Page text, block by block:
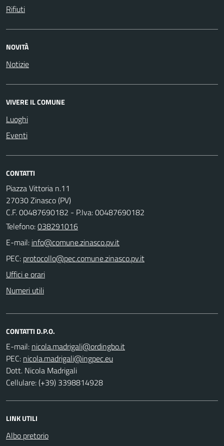
Rifiuti
NOVITÀ
Notizie
VIVERE IL COMUNE
Luoghi
Eventi
CONTATTI
Piazza Vittoria n.11
27030 Zinasco (PV)
C.F. 00487690182 - P.Iva: 00487690182
Telefono:038291016
E-mail:
PEC:
Uffici e orari
Numeri utili
CONTATTI D.P.O.
E-mail:
PEC:
Dott. Nicola Madrigali
Cellulare: (+39) 3398814928
LINK UTILI
Albo pretorio